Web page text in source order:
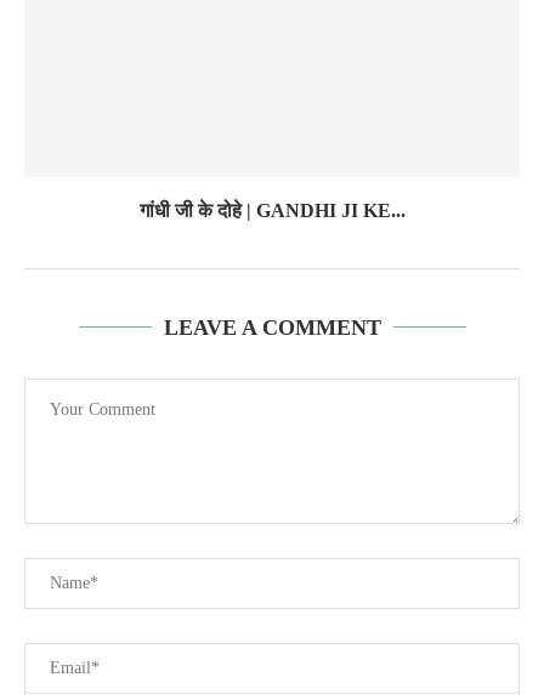
गांधी जी के दोहे | GANDHI JI KE...
LEAVE A COMMENT